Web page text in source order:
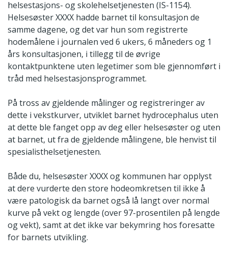
helsestasjons- og skolehelsetjenesten (IS-1154).
Helsesøster XXXX hadde barnet til konsultasjon de
samme dagene, og det var hun som registrerte
hodemålene i journalen ved 6 ukers, 6 måneders og 1
års konsultasjonen, i tillegg til de øvrige
kontaktpunktene uten legetimer som ble gjennomført i
tråd med helsestasjonsprogrammet.
På tross av gjeldende målinger og registreringer av
dette i vekstkurver, utviklet barnet hydrocephalus uten
at dette ble fanget opp av deg eller helsesøster og uten
at barnet, ut fra de gjeldende målingene, ble henvist til
spesialisthelsetjenesten.
Både du, helsesøster XXXX og kommunen har opplyst
at dere vurderte den store hodeomkretsen til ikke å
være patologisk da barnet også lå langt over normal
kurve på vekt og lengde (over 97-prosentilen på lengde
og vekt), samt at det ikke var bekymring hos foresatte
for barnets utvikling.